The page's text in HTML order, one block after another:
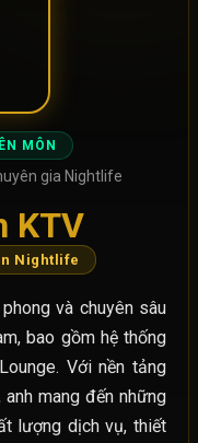
MÔN
gia Nightlife
KTV
Nightlife
và chuyên sâu
bao gồm hệ thống
Với nền tảng
mang đến những
lượng dịch vụ, thiết